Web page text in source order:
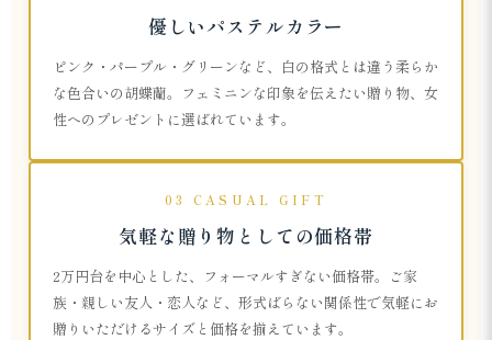
優しいパステルカラー
ピンク・パープル・グリーンなど、白の格式とは違う柔らか
な色合いの胡蝶蘭。フェミニンな印象を伝えたい贈り物、女
性へのプレゼントに選ばれています。
03 CASUAL GIFT
気軽な贈り物としての価格帯
2万円台を中心とした、フォーマルすぎない価格帯。ご家
族・親しい友人・恋人など、形式ばらない関係性で気軽にお
贈りいただけるサイズと価格を揃えています。